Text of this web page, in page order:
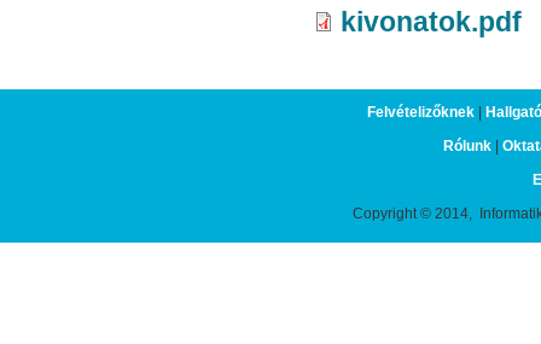
kivonatok.pdf
Felvételizőknek|
Rólunk|
Copyright © 2014,